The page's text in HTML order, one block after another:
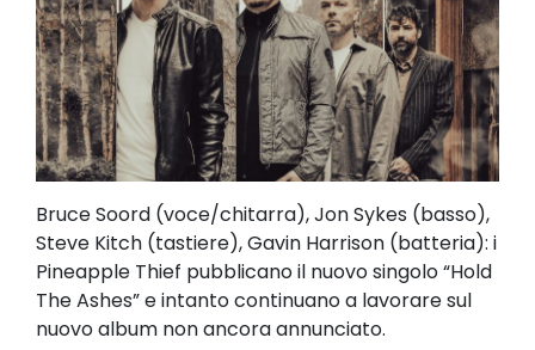
Bruce Soord (voce/chitarra), Jon Sykes (basso),
Steve Kitch (tastiere), Gavin Harrison (batteria): i
Pineapple Thief pubblicano il nuovo singolo “Hold
The Ashes” e intanto continuano a lavorare sul
nuovo album non ancora annunciato.